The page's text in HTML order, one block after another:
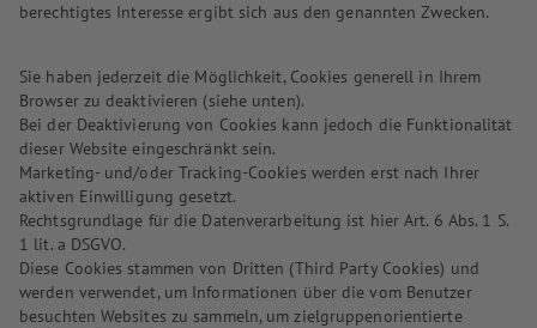
berechtigtes Interesse ergibt sich aus den genannten Zwecken.
Sie haben jederzeit die Möglichkeit, Cookies generell in Ihrem
Browser zu deaktivieren (siehe unten).
Bei der Deaktivierung von Cookies kann jedoch die Funktionalität
dieser Website eingeschränkt sein.
Marketing- und/oder Tracking-Cookies werden erst nach Ihrer
aktiven Einwilligung gesetzt.
Rechtsgrundlage für die Datenverarbeitung ist hier Art. 6 Abs. 1 S.
1 lit. a DSGVO.
Diese Cookies stammen von Dritten (Third Party Cookies) und
werden verwendet, um Informationen über die vom Benutzer
besuchten Websites zu sammeln, um zielgruppenorientierte